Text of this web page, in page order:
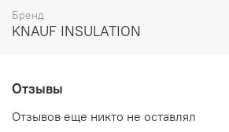
Бренд
KNAUF INSULATION
Отзывы
Отзывов еще никто не оставлял